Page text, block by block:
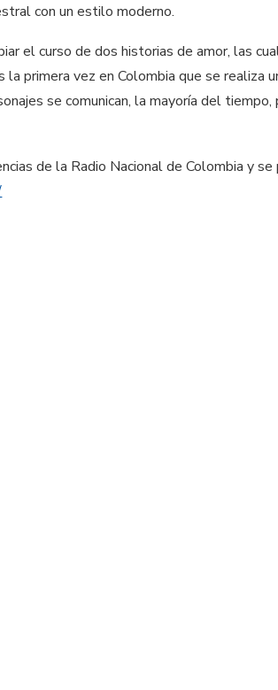
con un estilo moderno.
el curso de dos historias de amor, las
la primera vez en Colombia que se realiza
se comunican, la mayoría del tiempo,
de la Radio Nacional de Colombia y se